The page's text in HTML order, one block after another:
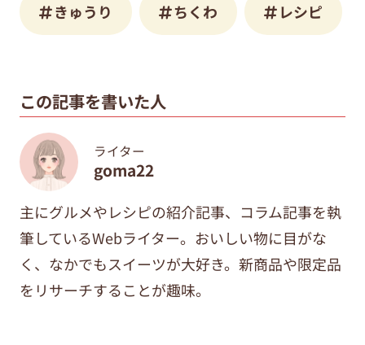
きゅうり ちくわ レシピ
この記事を書いた人
ライター
goma22
主にグルメやレシピの紹介記事、コラム記事を執
筆しているWebライター。おいしい物に目がな
く、なかでもスイーツが大好き。新商品や限定品
をリサーチすることが趣味。